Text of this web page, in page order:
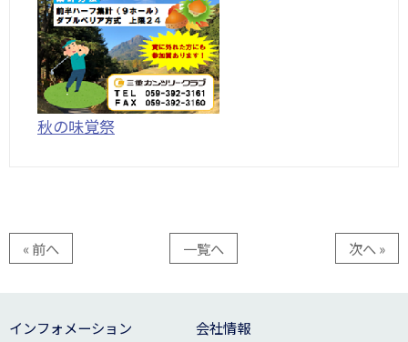
秋の味覚祭
« 前へ 一覧へ 次へ »
インフォメーション
会社情報